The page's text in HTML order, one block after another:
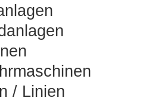
/ Linien